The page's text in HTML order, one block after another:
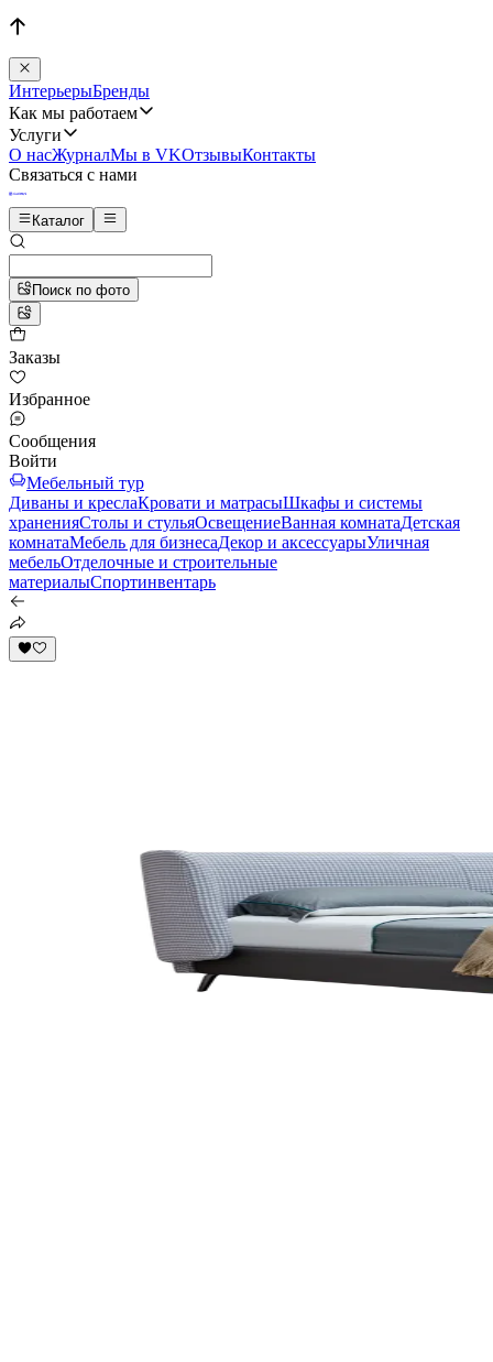
ИнтерьерыБренды
Как мы работаем
Услуги
О насЖурналМы в VKОтзывыКонтакты
Связаться с нами
Каталог
Поиск по фото
Заказы
Избранное
Сообщения
Войти
Мебельный тур
Диваны и креслаКровати и матрасыШкафы и системы
храненияСтолы и стульяОсвещениеВанная комнатаДетская
комнатаМебель для бизнесаДекор и аксессуарыУличная
мебельОтделочные и строительные
материалыСпортинвентарь